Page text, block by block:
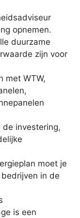
opnemen.
duurzame
zijn voor
met WTW,
de investering,
moet je
in de
is een